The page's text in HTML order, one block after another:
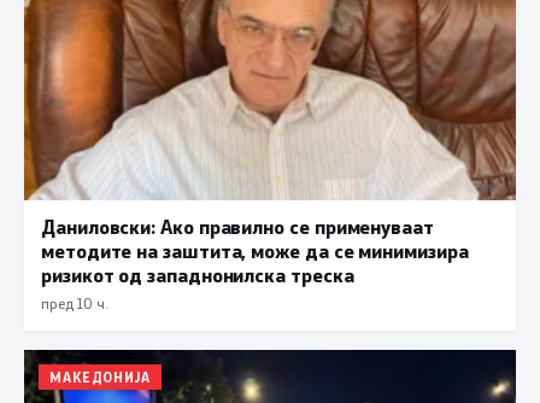
Даниловски: Ако правилно се применуваат
методите на заштита, може да се минимизира
ризикот од западнонилска треска
пред 10 ч.
МАКЕДОНИЈА